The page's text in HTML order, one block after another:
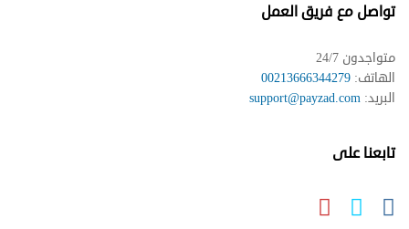
تواصل مع فريق العمل
متواجدون 24/7
الهاتف: 00213666344279
البريد: support@payzad.com
تابعنا على